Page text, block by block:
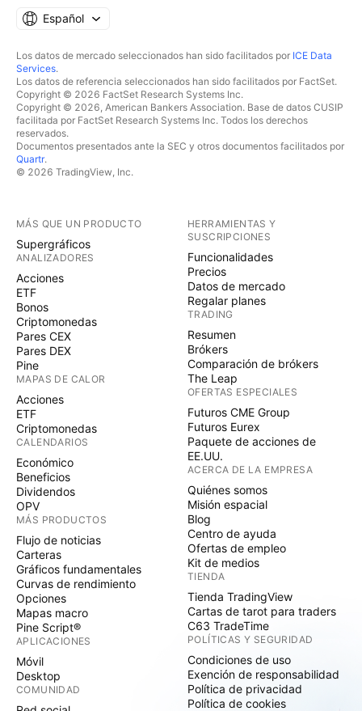
Español
Los datos de mercado seleccionados han sido facilitados por ICE Data
Services.
Los datos de referencia seleccionados han sido facilitados por FactSet.
Copyright © 2026 FactSet Research Systems Inc.
Copyright © 2026, American Bankers Association. Base de datos CUSIP
facilitada por FactSet Research Systems Inc. Todos los derechos
reservados.
Documentos presentados ante la SEC y otros documentos facilitados por
Quartr.
© 2026 TradingView, Inc.
MÁS QUE UN PRODUCTO
Supergráficos
ANALIZADORES
Acciones
ETF
Bonos
Criptomonedas
Pares CEX
Pares DEX
Pine
MAPAS DE CALOR
Acciones
ETF
Criptomonedas
CALENDARIOS
Económico
Beneficios
Dividendos
OPV
MÁS PRODUCTOS
Flujo de noticias
Carteras
Gráficos fundamentales
Curvas de rendimiento
Opciones
Mapas macro
Pine Script®
APLICACIONES
Móvil
Desktop
COMUNIDAD
HERRAMIENTAS Y
SUSCRIPCIONES
Funcionalidades
Precios
Datos de mercado
Regalar planes
TRADING
Resumen
Brókers
Comparación de brókers
The Leap
OFERTAS ESPECIALES
Futuros CME Group
Futuros Eurex
Paquete de acciones de
EE.UU.
ACERCA DE LA EMPRESA
Quiénes somos
Misión espacial
Blog
Centro de ayuda
Ofertas de empleo
Kit de medios
TIENDA
Tienda TradingView
Cartas de tarot para traders
C63 TradeTime
POLÍTICAS Y SEGURIDAD
Condiciones de uso
Exención de responsabilidad
Política de privacidad
Política de cookies